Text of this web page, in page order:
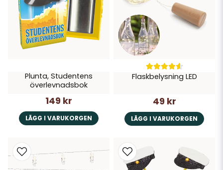
Plunta, Studentens
överlevnadsbok
149 kr
LÄGG I VARUKORGEN
Flaskbelysning LED
49 kr
LÄGG I VARUKORGEN